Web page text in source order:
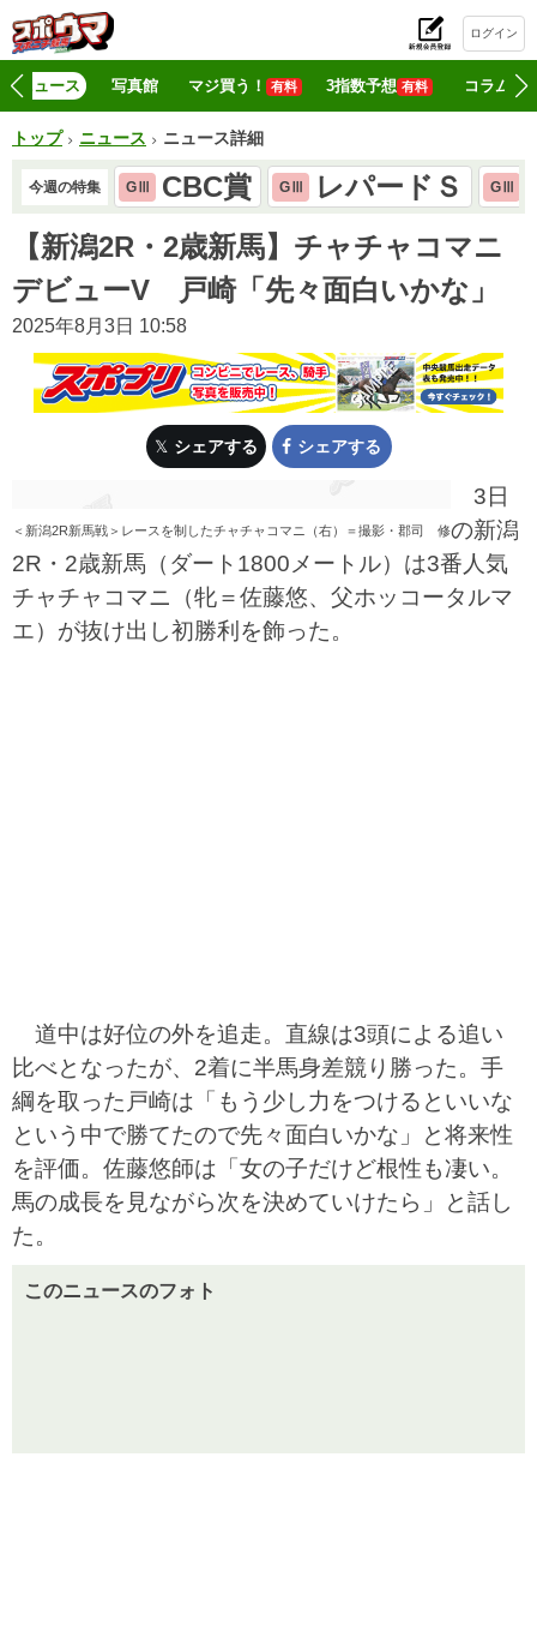
ログイン
ニュース 写真館 マジ買う！ 有料 3指数予想 有料 コラム
トップ ニュース ニュース詳細
今週の特集 GⅢ CBC賞 GⅢ レパードＳ GⅢ
【新潟2R・2歳新馬】チャチャコマニ
デビューV 戸崎「先々面白いかな」
2025年8月3日 10:58
シェアする シェアする
＜新潟2R新馬戦＞レースを制したチャチャコマニ（右）＝撮影・郡司 修
3日
の新潟
2R・2歳新馬（ダート1800メートル）は3番人気
チャチャコマニ（牝＝佐藤悠、父ホッコータルマ
エ）が抜け出し初勝利を飾った。
道中は好位の外を追走。直線は3頭による追い
比べとなったが、2着に半馬身差競り勝った。手
綱を取った戸崎は「もう少し力をつけるといいな
という中で勝てたので先々面白いかな」と将来性
を評価。佐藤悠師は「女の子だけど根性も凄い。
馬の成長を見ながら次を決めていけたら」と話し
た。
このニュースのフォト